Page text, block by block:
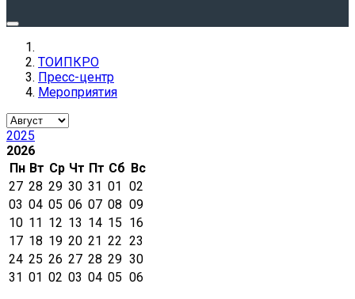
ТОИПКРО
Пресс-центр
Мероприятия
2025
2026
Пн Вт Ср Чт Пт Сб Вс
27 28 29 30 31 01 02
03 04 05 06 07 08 09
10 11 12 13 14 15 16
17 18 19 20 21 22 23
24 25 26 27 28 29 30
31 01 02 03 04 05 06